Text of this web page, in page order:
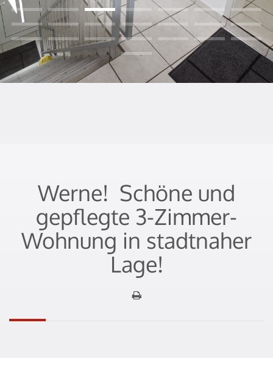
Werne!  Schöne und
gepflegte 3-Zimmer-
Wohnung in stadtnaher
Lage!